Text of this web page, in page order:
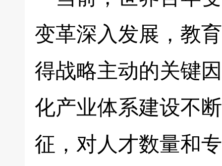
变革深入发展，教
得战略主动的关键
化产业体系建设不
征，对人才数量和